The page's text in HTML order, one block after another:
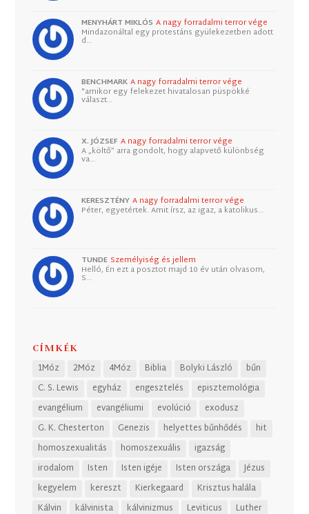
MENYHÁRT MIKLÓS A nagy forradalmi terror vége
Mindazonáltal egy protestáns gyülekezetben adott
d…
BENCHMARK A nagy forradalmi terror vége
"amikor egy felekezet hivatalosan püspökké
választ…
X. JÓZSEF A nagy forradalmi terror vége
A „költő” arra gondolt, hogy alapvető különbség
va…
KERESZTÉNY A nagy forradalmi terror vége
Péter, egyetértek. Amit írsz, az igaz, a katolikus…
TUNDE Személyiség és jellem
Helló, Én ezt a posztot majd 10 év után olvasom,
S…
CÍMKÉK
1Móz 2Móz 4Móz Biblia Bolyki László
bűn
C. S. Lewis
egyház engesztelés
episztemológia
evangélium
evangéliumi evolúció
exodusz
G. K. Chesterton
Genezis helyettes bűnhődés
hit
homoszexualitás
homoszexuális
igazság
irodalom
Isten Isten igéje Isten országa
Jézus
kegyelem
kereszt Kierkegaard
Krisztus halála
Kálvin
kálvinista kálvinizmus Leviticus Luther